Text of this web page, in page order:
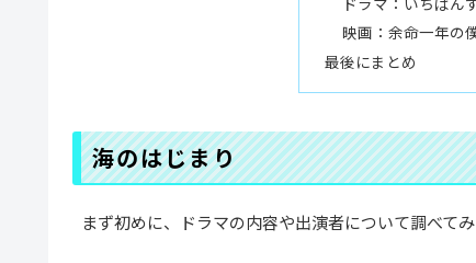
映画：余命一年の
最後にまとめ
海のはじまり
まず初めに、ドラマの内容や出演者について調べてみ